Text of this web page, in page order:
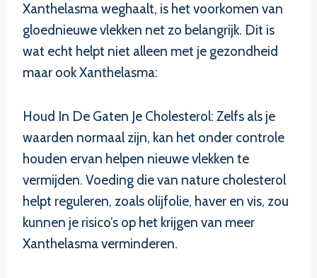
Xanthelasma weghaalt, is het voorkomen van
gloednieuwe vlekken net zo belangrijk. Dit is
wat echt helpt niet alleen met je gezondheid
maar ook Xanthelasma:
Houd In De Gaten Je Cholesterol: Zelfs als je
waarden normaal zijn, kan het onder controle
houden ervan helpen nieuwe vlekken te
vermijden. Voeding die van nature cholesterol
helpt reguleren, zoals olijfolie, haver en vis, zou
kunnen je risico’s op het krijgen van meer
Xanthelasma verminderen.